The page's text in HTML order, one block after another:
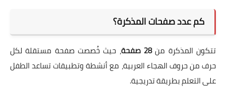
كم عدد صفحات المذكرة؟
تتكون المذكرة من28 صفحة
، حيث خُصصت صفحة مستقلة لكل
حرف من حروف الهجاء العربية، مع أنشطة وتطبيقات تساعد الطفل
على التعلم بطريقة تدريجية.